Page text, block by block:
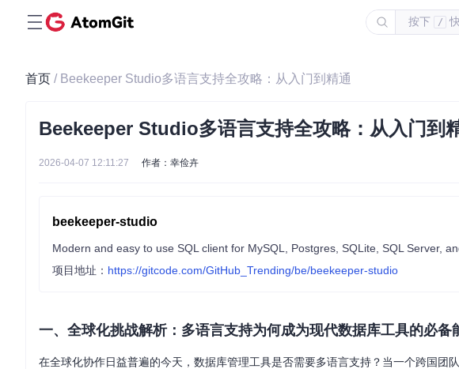
按下 /
首页 / Beekeeper Studio多语言支持全攻略：从入门到精通
Beekeeper Studio多语言支持全攻略：从入门到
2026-04-07 12:11:27 作者：幸俭卉
beekeeper-studio
Modern and easy to use SQL client for MySQL, Postgres, SQLite, SQL Server,
项目地址： https://gitcode.com/GitHub_Trending/be/beekeeper-studio
一、全球化挑战解析：多语言支持为何成为现代数据库工具的必备
在全球化协作日益普遍的今天，数据库管理工具是否需要多语言支持？当一个跨国团